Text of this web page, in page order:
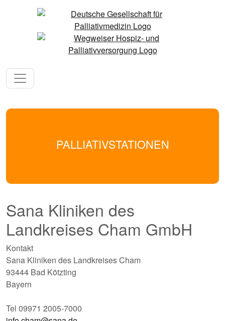
PALLIATIVSTATIONEN
Sana Kliniken des
Landkreises Cham GmbH
Kontakt
Sana Kliniken des Landkreises Cham
93444 Bad Kötzting
Bayern
Tel 09971 2005-7000